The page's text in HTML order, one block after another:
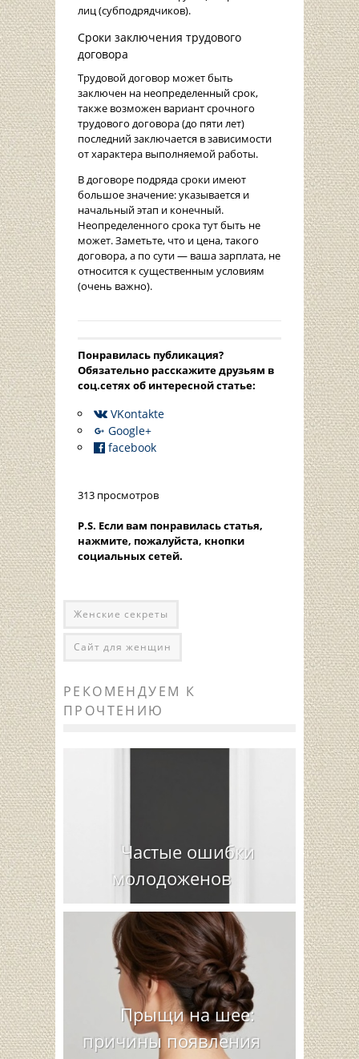
лиц (субподрядчиков).
Сроки заключения трудового
договора
Трудовой договор может быть
заключен на неопределенный срок,
также возможен вариант срочного
трудового договора (до пяти лет)
последний заключается в зависимости
от характера выполняемой работы.
В договоре подряда сроки имеют
большое значение: указывается и
начальный этап и конечный.
Неопределенного срока тут быть не
может. Заметьте, что и цена, такого
договора, а по сути — ваша зарплата, не
относится к существенным условиям
(очень важно).
Понравилась публикация?
Oбязательно расскажите друзьям в
соц.сетях об интересной статье:
VKontakte
Google+
facebook
313 просмотров
P.S. Если вам понравилась статья,
нажмите, пожалуйста, кнопки
социальных сетей.
Женские секреты
Сайт для женщин
РЕКОМЕНДУЕМ К
ПРОЧТЕНИЮ
Частые ошибки
молодоженов
Прыщи на шее:
причины появления